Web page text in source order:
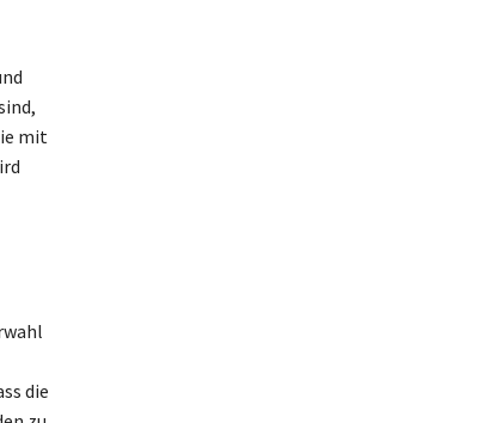
mit
die